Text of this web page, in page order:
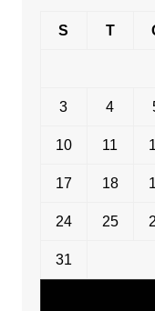
S T
3 4
10 11
17 18
24 25
31